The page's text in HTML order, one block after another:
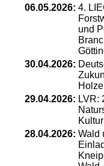
06.05.2026: 4.
und
30.04.2026:
29.04.2026: LVR:
28.04.2026: Wald